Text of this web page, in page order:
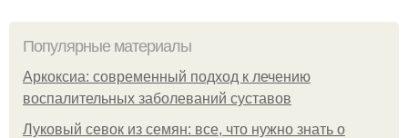
Популярные материалы
Аркоксиа: современный подход к лечению
воспалительных заболеваний суставов
Луковый севок из семян: все, что нужно знать о